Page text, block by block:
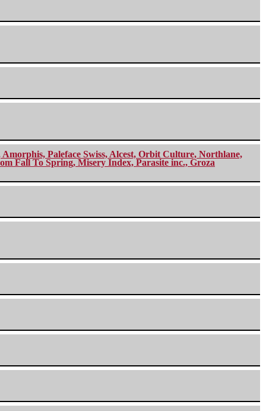
Paleface Swiss, Alcest, Orbit Culture, Northlane,
Fall To Spring, Misery Index, Parasite inc., Groza